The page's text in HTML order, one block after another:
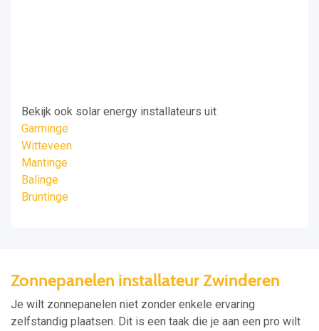
Bekijk ook solar energy installateurs uit
Garminge
Witteveen
Mantinge
Balinge
Bruntinge
Zonnepanelen installateur Zwinderen
Je wilt zonnepanelen niet zonder enkele ervaring
zelfstandig plaatsen. Dit is een taak die je aan een pro wilt